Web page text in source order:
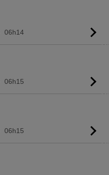
06h14
06h15
06h15